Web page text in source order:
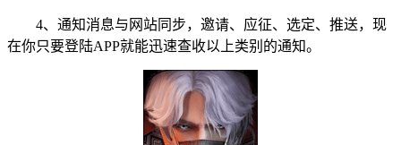
4、通知消息与网站同步，邀请、应征、选定、推送，现
在你只要登陆APP就能迅速查收以上类别的通知。